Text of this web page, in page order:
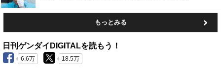
もっとみる
日刊ゲンダイDIGITALを読もう！
6.6万 18.5万